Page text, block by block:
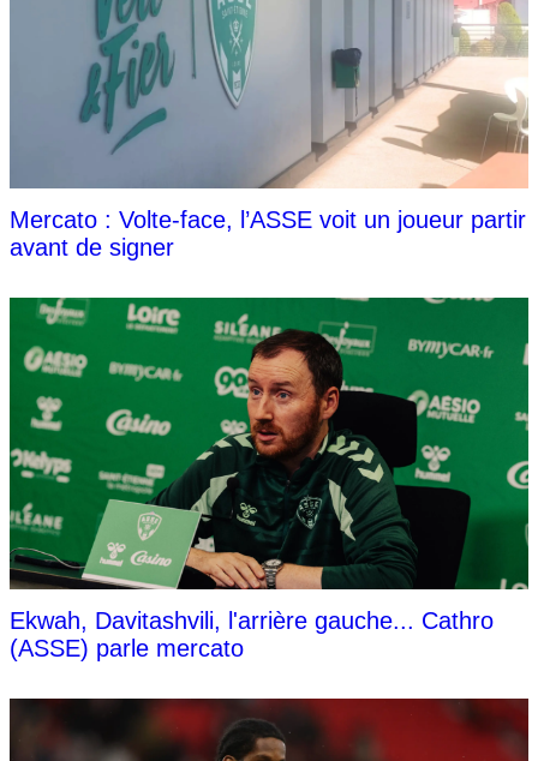
Mercato : Volte-face, l’ASSE voit un joueur partir
avant de signer
Ekwah, Davitashvili, l'arrière gauche... Cathro
(ASSE) parle mercato